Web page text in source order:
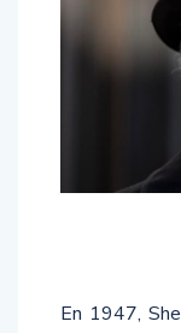
En 1947,